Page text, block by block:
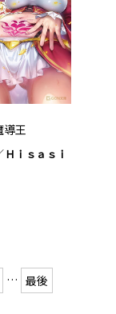
導王
Ｈｉｓａｓｉ
… 最後